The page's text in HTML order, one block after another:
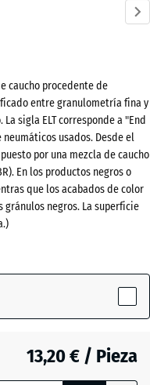
caucho procedente de
entre granulometría fina y
sigla ELT corresponde a "End
usados. Desde el
por una mezcla de caucho
En los productos negros o
que los acabados de color
negros. La superficie
13,20 € / Pieza